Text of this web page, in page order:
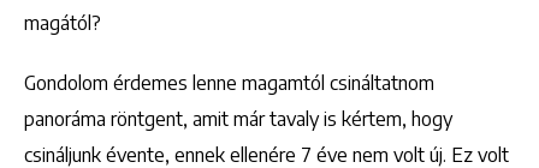
magától?
Gondolom érdemes lenne magamtól csináltatnom
panoráma röntgent, amit már tavaly is kértem, hogy
csináljunk évente, ennek ellenére 7 éve nem volt új. Ez volt